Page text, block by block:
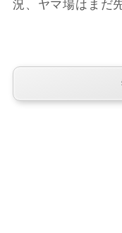
況、ヤマ場はまだ